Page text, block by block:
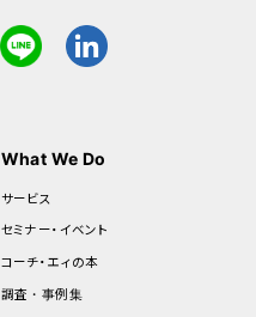
What We Do
サービス
セミナー・イベント
コーチ・エィの本
調査・事例集